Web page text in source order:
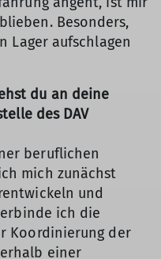
Besonders,
Lager aufschlagen
du an deine
des DAV
beruflichen
mich zunächst
und
ich die
Koordinierung der
einer